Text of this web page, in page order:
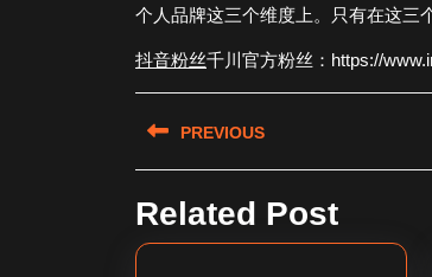
个人品牌这三个维度上。只有在这三
抖音粉丝千川官方粉丝：https://
文
章
导
航
PREVIOUS
post:
Related Post